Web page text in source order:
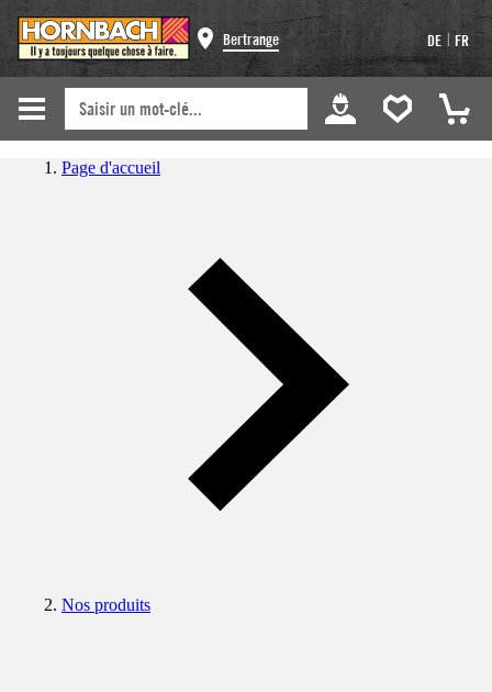
Bertrange DE | FR
Page d'accueil
Nos produits